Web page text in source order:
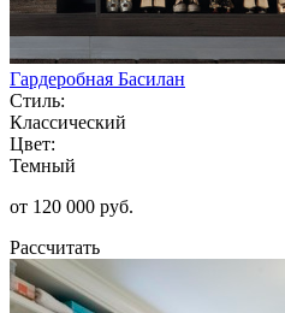
Гардеробная Басилан
Стиль:
Классический
Цвет:
Темный
от 120 000 руб.
Рассчитать